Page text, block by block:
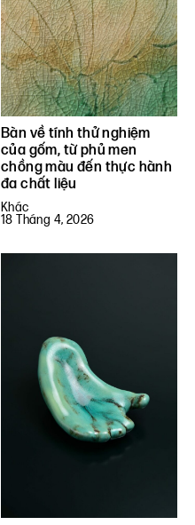
Bàn về tính thử nghiệm
của gốm, từ phủ men
chồng màu đến thực hành
đa chất liệu
Khác
18 Tháng 4, 2026